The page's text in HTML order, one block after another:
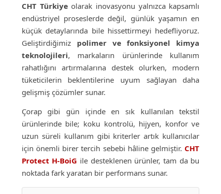
CHT Türkiyeolarak inovasyonu yalnızca kapsamlı
endüstriyel proseslerde değil, günlük yaşamın en
küçük detaylarında bile hissettirmeyi hedefliyoruz.
Geliştirdiğimiz polimer ve fonksiyonel kimya
teknolojileri, markaların ürünlerinde kullanım
rahatlığını artırmalarına destek olurken, modern
tüketicilerin beklentilerine uyum sağlayan daha
gelişmiş çözümler sunar.
Çorap gibi gün içinde en sık kullanılan tekstil
ürünlerinde bile; koku kontrolü, hijyen, konfor ve
uzun süreli kullanım gibi kriterler artık kullanıcılar
için önemli birer tercih sebebi hâline gelmiştir. CHT
Protect H-BoiG ile desteklenen ürünler, tam da bu
noktada fark yaratan bir performans sunar.